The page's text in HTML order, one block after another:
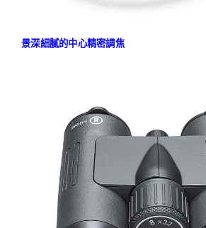
景深細膩的中心精密調焦